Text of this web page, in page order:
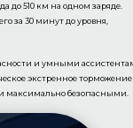
до 510 км на одном заряде.
за 30 минут до уровня,
и умными
экстренное
максимально безопасными.